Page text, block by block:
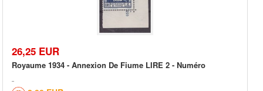
26,25 EUR
Royaume 1934 - Annexion De Fiume LIRE 2 - Numéro